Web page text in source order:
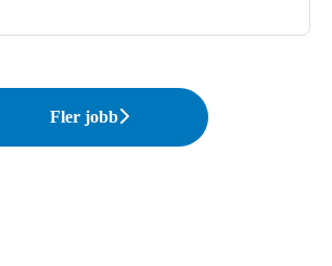
Fler jobb